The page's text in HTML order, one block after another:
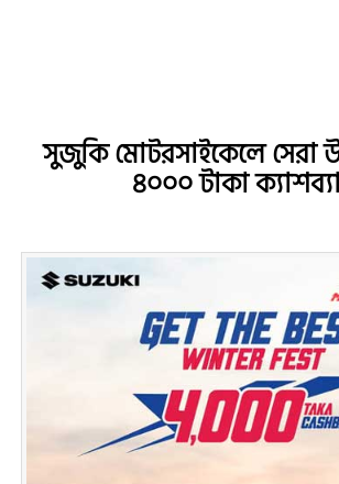
সুজুকি মোটরসাইকেলে সেরা
৪০০০ টাকা